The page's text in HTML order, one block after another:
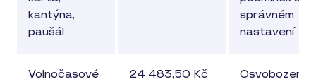
kantýna,
paušál
správném
nastavení
Volnočasové
24 483,50 Kč
Osvobozená